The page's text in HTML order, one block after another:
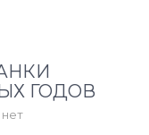
ГОДОВ